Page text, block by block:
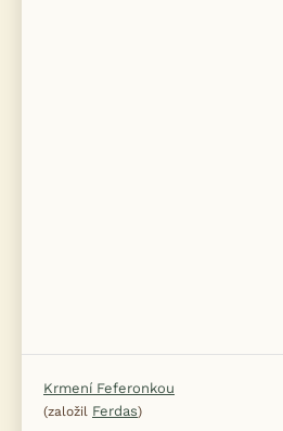
Krmení Feferonkou
(založil Ferdas)